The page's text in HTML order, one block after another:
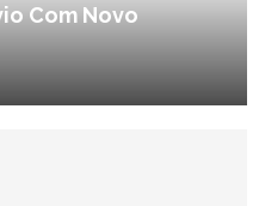
Com Novo